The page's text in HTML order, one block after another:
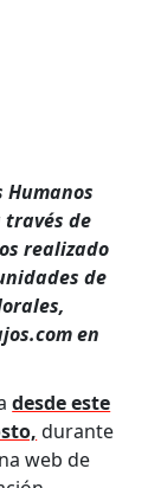
Humanos
de
realizado
de
en
desde este
durante
web de